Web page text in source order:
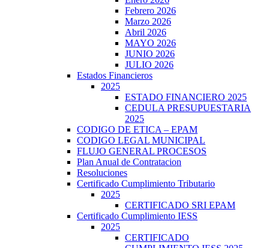
Febrero 2026
Marzo 2026
Abril 2026
MAYO 2026
JUNIO 2026
JULIO 2026
Estados Financieros
2025
ESTADO FINANCIERO 2025
CEDULA PRESUPUESTARIA
2025
CODIGO DE ETICA – EPAM
CODIGO LEGAL MUNICIPAL
FLUJO GENERAL PROCESOS
Plan Anual de Contratacion
Resoluciones
Certificado Cumplimiento Tributario
2025
CERTIFICADO SRI EPAM
Certificado Cumplimiento IESS
2025
CERTIFICADO